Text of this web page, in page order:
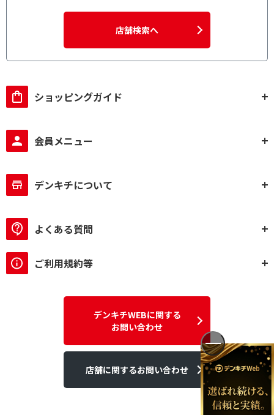
店舗検索へ
ショッピングガイド
会員メニュー
デンキチについて
よくある質問
ご利用規約等
デンキチWEBに関する
お問い合わせ
店舗に関するお問い合わせ